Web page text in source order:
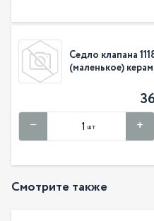
Седло клапана
(маленькое)
шт
Смотрите также